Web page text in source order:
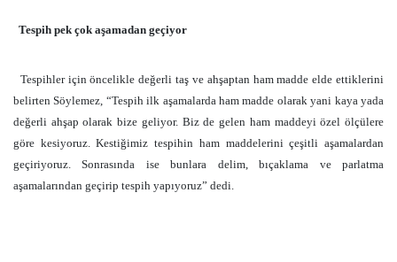
Tespih pek çok aşamadan geçiyor
Tespihler için öncelikle değerli taş ve ahşaptan ham madde elde ettiklerini
belirten Söylemez, “Tespih ilk aşamalarda ham madde olarak yani kaya yada
değerli ahşap olarak bize geliyor. Biz de gelen ham maddeyi özel ölçülere
göre kesiyoruz. Kestiğimiz tespihin ham maddelerini çeşitli aşamalardan
geçiriyoruz. Sonrasında ise bunlara delim, bıçaklama ve parlatma
aşamalarından geçirip tespih yapıyoruz” dedi.